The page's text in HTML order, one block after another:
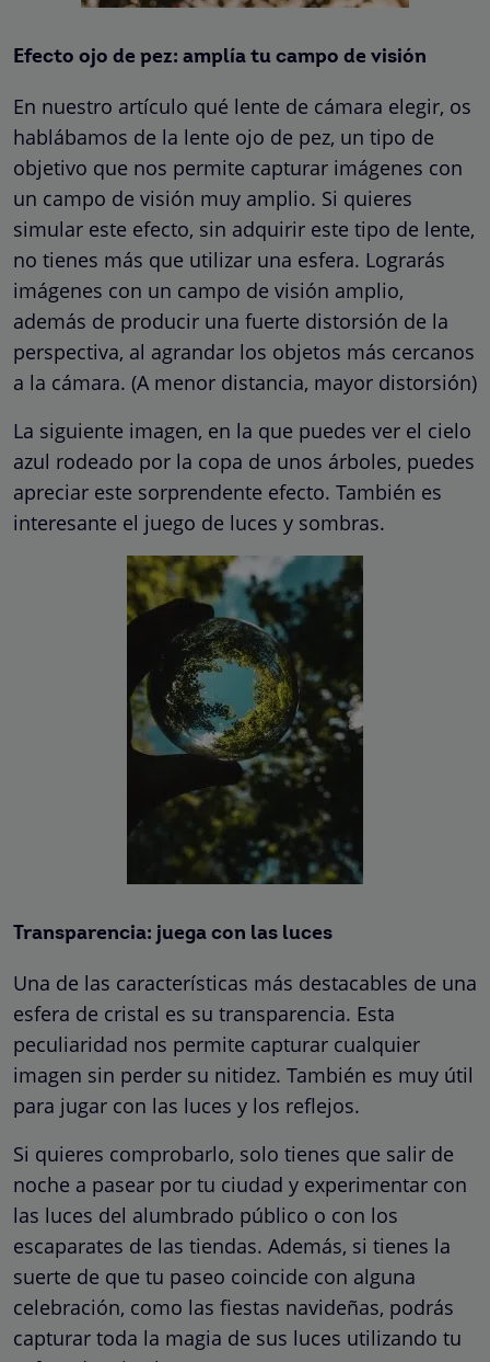
Efecto ojo de pez: amplía tu campo de visión
En nuestro artículo qué lente de cámara elegir, os
hablábamos de la lente ojo de pez, un tipo de
objetivo que nos permite capturar imágenes con
un campo de visión muy amplio. Si quieres
simular este efecto, sin adquirir este tipo de lente,
no tienes más que utilizar una esfera. Lograrás
imágenes con un campo de visión amplio,
además de producir una fuerte distorsión de la
perspectiva, al agrandar los objetos más cercanos
a la cámara. (A menor distancia, mayor distorsión)
La siguiente imagen, en la que puedes ver el cielo
azul rodeado por la copa de unos árboles, puedes
apreciar este sorprendente efecto. También es
interesante el juego de luces y sombras.
Transparencia: juega con las luces
Una de las características más destacables de una
esfera de cristal es su transparencia. Esta
peculiaridad nos permite capturar cualquier
imagen sin perder su nitidez. También es muy útil
para jugar con las luces y los reflejos.
Si quieres comprobarlo, solo tienes que salir de
noche a pasear por tu ciudad y experimentar con
las luces del alumbrado público o con los
escaparates de las tiendas. Además, si tienes la
suerte de que tu paseo coincide con alguna
celebración, como las fiestas navideñas, podrás
capturar toda la magia de sus luces utilizando tu